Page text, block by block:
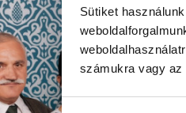
Sütiket
számukra vagy az
Hozzájárulás